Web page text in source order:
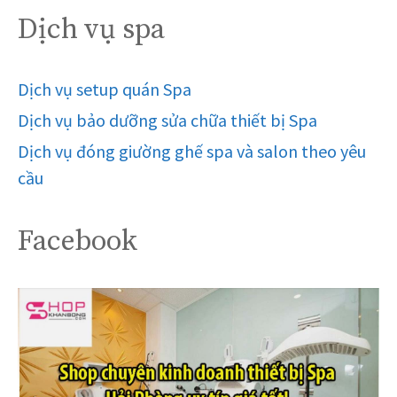
Dịch vụ spa
Dịch vụ setup quán Spa
Dịch vụ bảo dưỡng sửa chữa thiết bị Spa
Dịch vụ đóng giường ghế spa và salon theo yêu
cầu
Facebook